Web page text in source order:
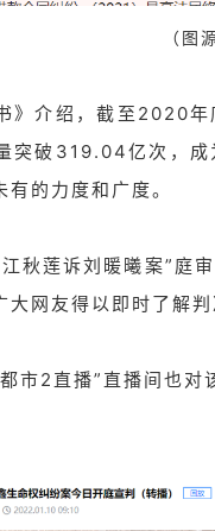
（图
》介绍，截至2020
突破319.04亿次，
的力度和广度。
秋莲诉刘暖曦案”庭
大网友得以即时了解
市2直播”直播间也